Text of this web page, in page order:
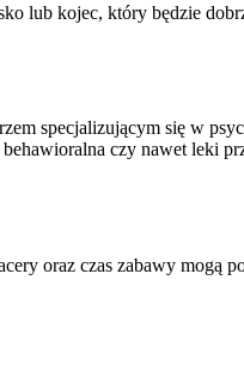
lub kojec, który będzie
specjalizującym się w
czy nawet leki
oraz czas zabawy mogą